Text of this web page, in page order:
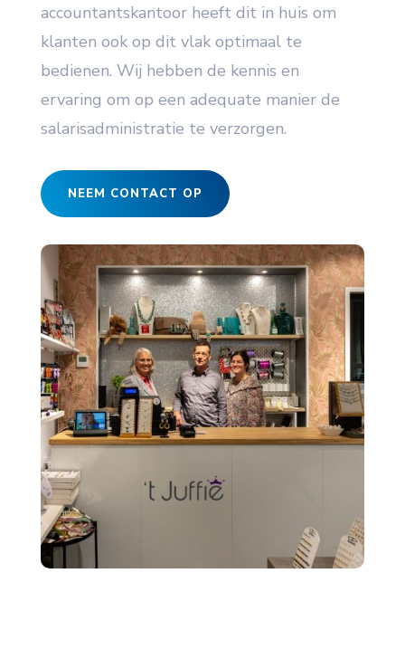
accountantskantoor heeft dit in huis om
klanten ook op dit vlak optimaal te
bedienen. Wij hebben de kennis en
ervaring om op een adequate manier de
salarisadministratie te verzorgen.
NEEM CONTACT OP